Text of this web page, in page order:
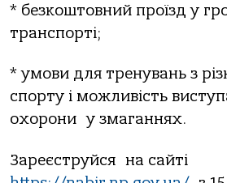
* безкоштовний проїзд у
транспорті;
* умови для тренувань з
спорту і можливість
охорони у змаганнях.
Зареєструйся на сайті